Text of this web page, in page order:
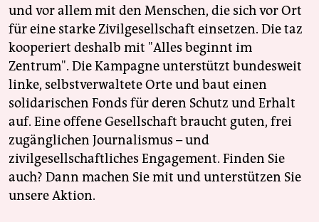
und vor allem mit den Menschen, die sich vor Ort
für eine starke Zivilgesellschaft einsetzen. Die taz
kooperiert deshalb mit "Alles beginnt im
Zentrum". Die Kampagne unterstützt bundesweit
linke, selbstverwaltete Orte und baut einen
solidarischen Fonds für deren Schutz und Erhalt
auf. Eine offene Gesellschaft braucht guten, frei
zugänglichen Journalismus – und
zivilgesellschaftliches Engagement. Finden Sie
auch? Dann machen Sie mit und unterstützen Sie
unsere Aktion.